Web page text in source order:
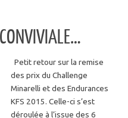
Petit retour sur la remise
des prix du Challenge
Minarelli et des Endurances
KFS 2015. Celle-ci s’est
déroulée à l’issue des 6